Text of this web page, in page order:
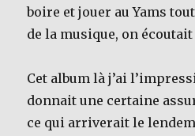
boire et jouer au Yams
de la musique, on
Cet album là j’ai
donnait une certaine
ce qui arriverait le